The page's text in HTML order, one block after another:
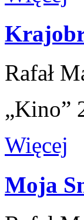
Rafał
„Kino”
Więcej
Moja